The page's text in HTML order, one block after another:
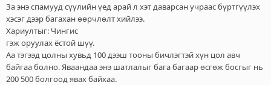
ч
э
г
За энэ спамууд сүүлийн үед арай л хэт даварсан учраас бүртгүүлэх
хэсэг дээр багахан өөрчлөлт хийлээ.
Хариултыг: Чингис
гэж оруулах ёстой шүү.
Аа тэгээд цолны хувьд 100 дээш тооны бичлэгтэй хүн цол авч
байгаа болно. Яваандаа энэ шатлалыг бага багаар өсгөж босгыг нь
200 500 болгоод явах байхаа.